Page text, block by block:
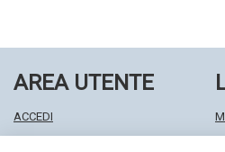
AREA UTENTE
ACCEDI